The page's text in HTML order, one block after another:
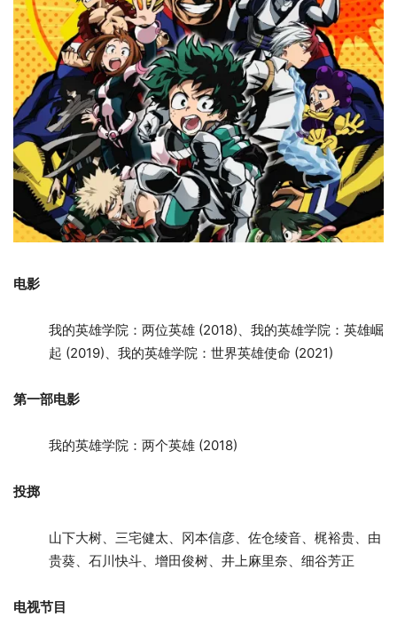
电影
我的英雄学院：两位英雄 (2018)、我的英雄学院：英雄崛
起 (2019)、我的英雄学院：世界英雄使命 (2021)
第一部电影
我的英雄学院：两个英雄 (2018)
投掷
山下大树、三宅健太、冈本信彦、佐仓绫音、梶裕贵、由
贵葵、石川快斗、增田俊树、井上麻里奈、细谷芳正
电视节目